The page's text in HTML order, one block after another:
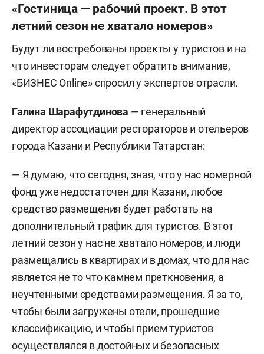
«Гостиница — рабочий проект. В этот
летний сезон не хватало номеров»
Будут ли востребованы проекты у туристов и на
что инвесторам следует обратить внимание,
«БИЗНЕС Online» спросил у экспертов отрасли.
Галина Шарафутдинова — генеральный
директор ассоциации рестораторов и отельеров
города Казани и Республики Татарстан:
— Я думаю, что сегодня, зная, что у нас номерной
фонд уже недостаточен для Казани, любое
средство размещения будет работать на
дополнительный трафик для туристов. В этот
летний сезон у нас не хватало номеров, и люди
размещались в квартирах и в домах, что для нас
является не то что камнем преткновения, а
неучтенными средствами размещения. Я за то,
чтобы были загружены отели, прошедшие
классификацию, и чтобы прием туристов
осуществлялся в достойных и безопасных